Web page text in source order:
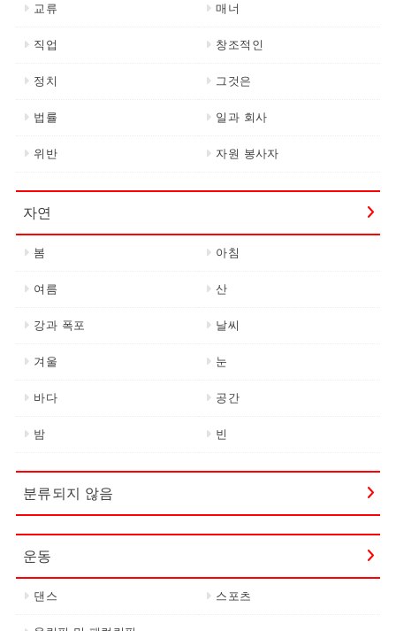
교류 매너
직업 창조적인
정치 그것은
법률 일과 회사
위반 자원 봉사자
자연
봄 아침
여름 산
강과 폭포 날씨
겨울 눈
바다 공간
밤 빈
분류되지 않음
운동
댄스 스포츠